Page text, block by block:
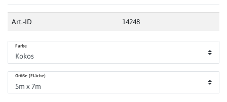
Art.-ID 14248
Farbe
Größe (Fläche)